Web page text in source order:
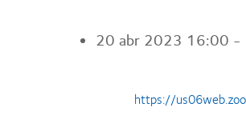
20 abr 2023 16:00 -
https://